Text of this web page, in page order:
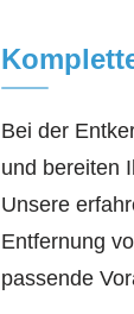
Bei der
und bereiten
Unsere
Entfernung
passende